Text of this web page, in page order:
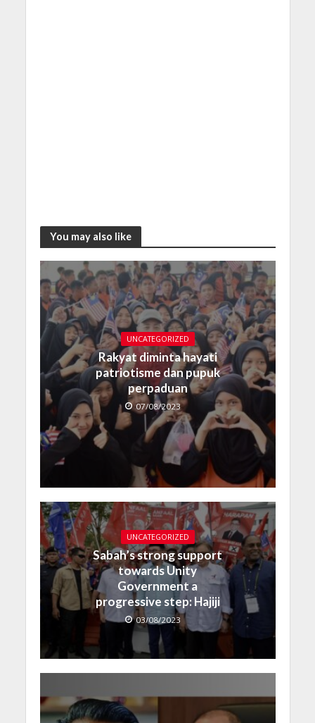
You may also like
UNCATEGORIZED
Rakyat diminta hayati
patriotisme dan pupuk
perpaduan
07/08/2023
UNCATEGORIZED
Sabah’s strong support
towards Unity
Government a
progressive step: Hajiji
03/08/2023